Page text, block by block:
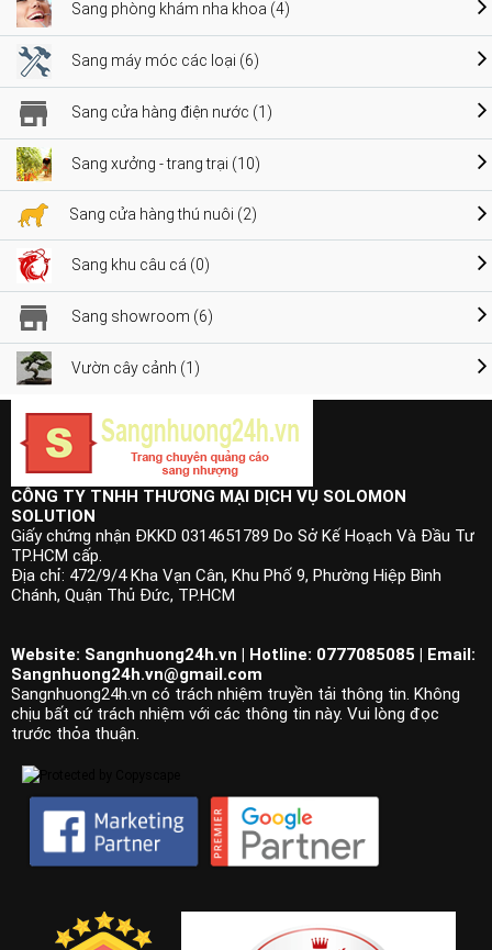
Sang phòng khám nha khoa (4)
Sang máy móc các loại (6)
Sang cửa hàng điện nước (1)
Sang xưởng - trang trại (10)
Sang cửa hàng thú nuôi (2)
Sang khu câu cá (0)
Sang showroom (6)
Vườn cây cảnh (1)
CÔNG TY TNHH THƯƠNG MẠI DỊCH VỤ SOLOMON
SOLUTION
Giấy chứng nhận ĐKKD 0314651789 Do Sở Kế Hoạch Và Đầu Tư
TP.HCM cấp.
Địa chỉ: 472/9/4 Kha Vạn Cân, Khu Phố 9, Phường Hiệp Bình
Chánh, Quận Thủ Đức, TP.HCM
Website: Sangnhuong24h.vn | Hotline: 0777085085 | Email:
Sangnhuong24h.vn@gmail.com
Sangnhuong24h.vn có trách nhiệm truyền tải thông tin. Không
chịu bất cứ trách nhiệm với các thông tin này. Vui lòng đọc
trước thỏa thuận.